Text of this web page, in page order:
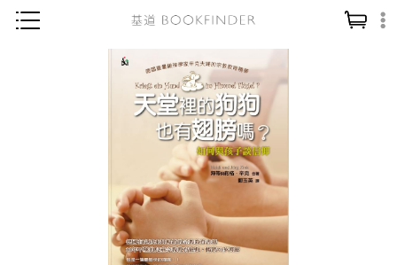
神學／教義
讀經／研經
教會歷史
靈修／禱告
信徒生活